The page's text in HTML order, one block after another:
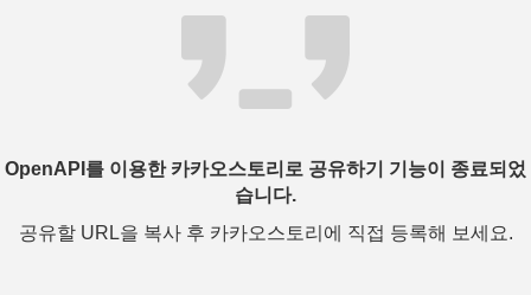
OpenAPI를 이용한 카카오스토리로 공유하기 기능이 종료되었
습니다.
공유할 URL을 복사 후 카카오스토리에 직접 등록해 보세요.